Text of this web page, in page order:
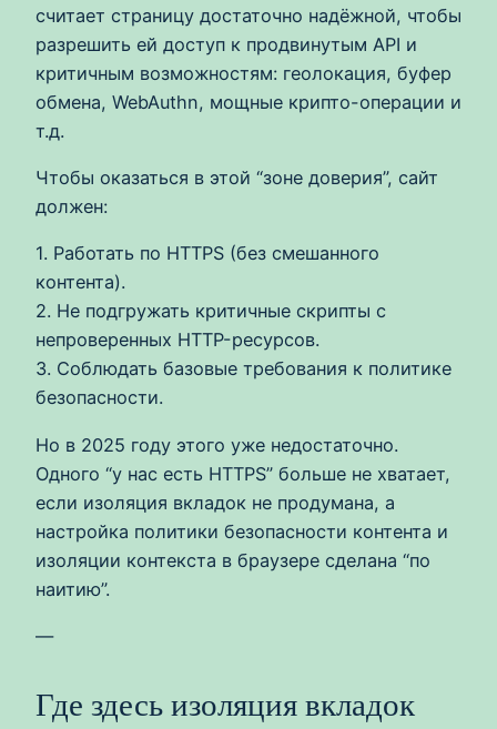
считает страницу достаточно надёжной, чтобы
разрешить ей доступ к продвинутым API и
критичным возможностям: геолокация, буфер
обмена, WebAuthn, мощные крипто-операции и
т.д.
Чтобы оказаться в этой “зоне доверия”, сайт
должен:
1. Работать по HTTPS (без смешанного
контента).
2. Не подгружать критичные скрипты с
непроверенных HTTP-ресурсов.
3. Соблюдать базовые требования к политике
безопасности.
Но в 2025 году этого уже недостаточно.
Одного “у нас есть HTTPS” больше не хватает,
если изоляция вкладок не продумана, а
настройка политики безопасности контента и
изоляции контекста в браузере сделана “по
наитию”.
—
Где здесь изоляция вкладок